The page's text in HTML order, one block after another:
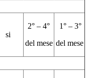
si
2° – 4°
del mese
1° – 3°
del mese